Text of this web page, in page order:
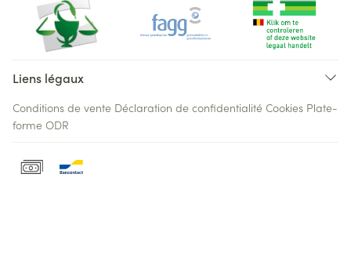
Liens légaux
Conditions de vente Déclaration de confidentialité Cookies Plate-
forme ODR